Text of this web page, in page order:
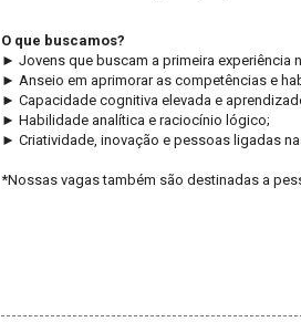
O que buscamos?
► Jovens que buscam a primeira experiência
► Anseio em aprimorar as competências e
► Capacidade cognitiva elevada e
► Habilidade analítica e raciocínio lógico;
► Criatividade, inovação e pessoas ligadas
*Nossas vagas também são destinadas a